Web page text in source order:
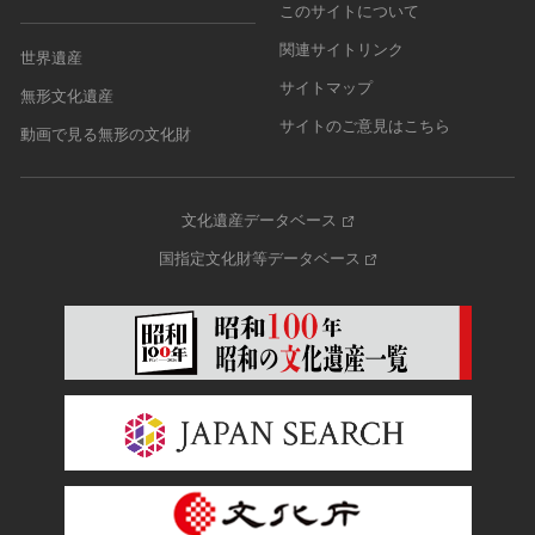
世界遺産
無形文化遺産
動画で見る無形の文化財
このサイトについて
関連サイトリンク
サイトマップ
サイトのご意見はこちら
文化遺産データベース
国指定文化財等データベース